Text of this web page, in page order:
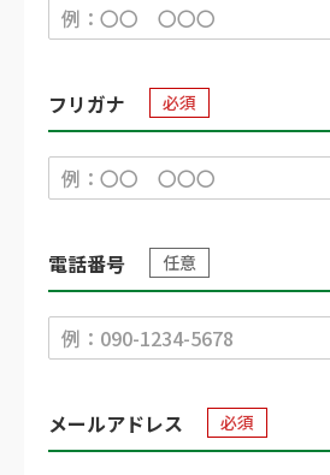
フリガナ 必須
電話番号 任意
メールアドレス 必須